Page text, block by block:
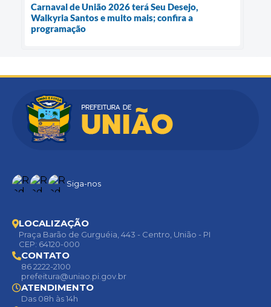
Carnaval de União 2026 terá Seu Desejo,
Walkyria Santos e muito mais; confira a
programação
Siga-nos
LOCALIZAÇÃO
Praça Barão de Gurguéia, 443 - Centro, União - PI
CEP: 64120-000
CONTATO
86 2222-2100
prefeitura@uniao.pi.gov.br
ATENDIMENTO
Das 08h às 14h